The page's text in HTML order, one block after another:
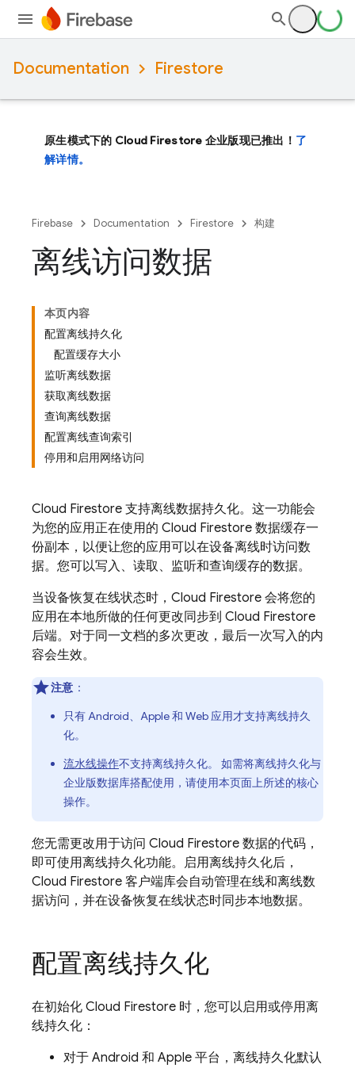
Documentation Firestore
原生模式下的 Cloud Firestore 企业版现已推出！ 了
解详情。
Firebase Documentation Firestore 构建
离线访问数据
本页内容
配置离线持久化
配置缓存大小
监听离线数据
获取离线数据
查询离线数据
配置离线查询索引
停用和启用网络访问
Cloud Firestore 支持离线数据持久化。这一功能会
为您的应用正在使用的 Cloud Firestore 数据缓存一
份副本，以便让您的应用可以在设备离线时访问数
据。您可以写入、读取、监听和查询缓存的数据。
当设备恢复在线状态时， Cloud Firestore 会将您的
应用在本地所做的任何更改同步到 Cloud Firestore
后端。对于同一文档的多次更改，最后一次写入的内
容会生效。
注意 ：
只有 Android、Apple 和 Web 应用才支持离线持久
化。
流水线操作不支持离线持久化。 如需将离线持久化与
企业版数据库搭配使用，请使用本页面上所述的核心
操作。
您无需更改用于访问 Cloud Firestore 数据的代码，
即可使用离线持久化功能。启用离线持久化后，
Cloud Firestore 客户端库会自动管理在线和离线数
据访问，并在设备恢复在线状态时同步本地数据。
配置离线持久化
在初始化 Cloud Firestore 时，您可以启用或停用离
线持久化：
对于 Android 和 Apple 平台，离线持久化默认